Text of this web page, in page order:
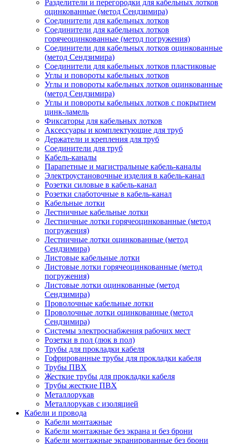
Разделители и перегородки для кабельных лотков
оцинкованные (метод Сендзимира)
Соединители для кабельных лотков
Соединители для кабельных лотков
горячеоцинкованные (метод погружения)
Соединители для кабельных лотков оцинкованные
(метод Сендзимира)
Соединители для кабельных лотков пластиковые
Углы и повороты кабельных лотков
Углы и повороты кабельных лотков оцинкованные
(метод Сендзимира)
Углы и повороты кабельных лотков с покрытием
цинк-ламель
Фиксаторы для кабельных лотков
Аксессуары и комплектующие для труб
Держатели и крепления для труб
Соединители для труб
Кабель-каналы
Парапетные и магистральные кабель-каналы
Электроустановочные изделия в кабель-канал
Розетки силовые в кабель-канал
Розетки слаботочные в кабель-канал
Кабельные лотки
Лестничные кабельные лотки
Лестничные лотки горячеоцинкованные (метод
погружения)
Лестничные лотки оцинкованные (метод
Сендзимира)
Листовые кабельные лотки
Листовые лотки горячеоцинкованные (метод
погружения)
Листовые лотки оцинкованные (метод
Сендзимира)
Проволочные кабельные лотки
Проволочные лотки оцинкованные (метод
Сендзимира)
Системы электроснабжения рабочих мест
Розетки в пол (люк в пол)
Трубы для прокладки кабеля
Гофрированные трубы для прокладки кабеля
Трубы ПВХ
Жесткие трубы для прокладки кабеля
Трубы жесткие ПВХ
Металлорукав
Металлорукав с изоляцией
Кабели и провода
Кабели монтажные
Кабели монтажные без экрана и без брони
Кабели монтажные экранированные без брони